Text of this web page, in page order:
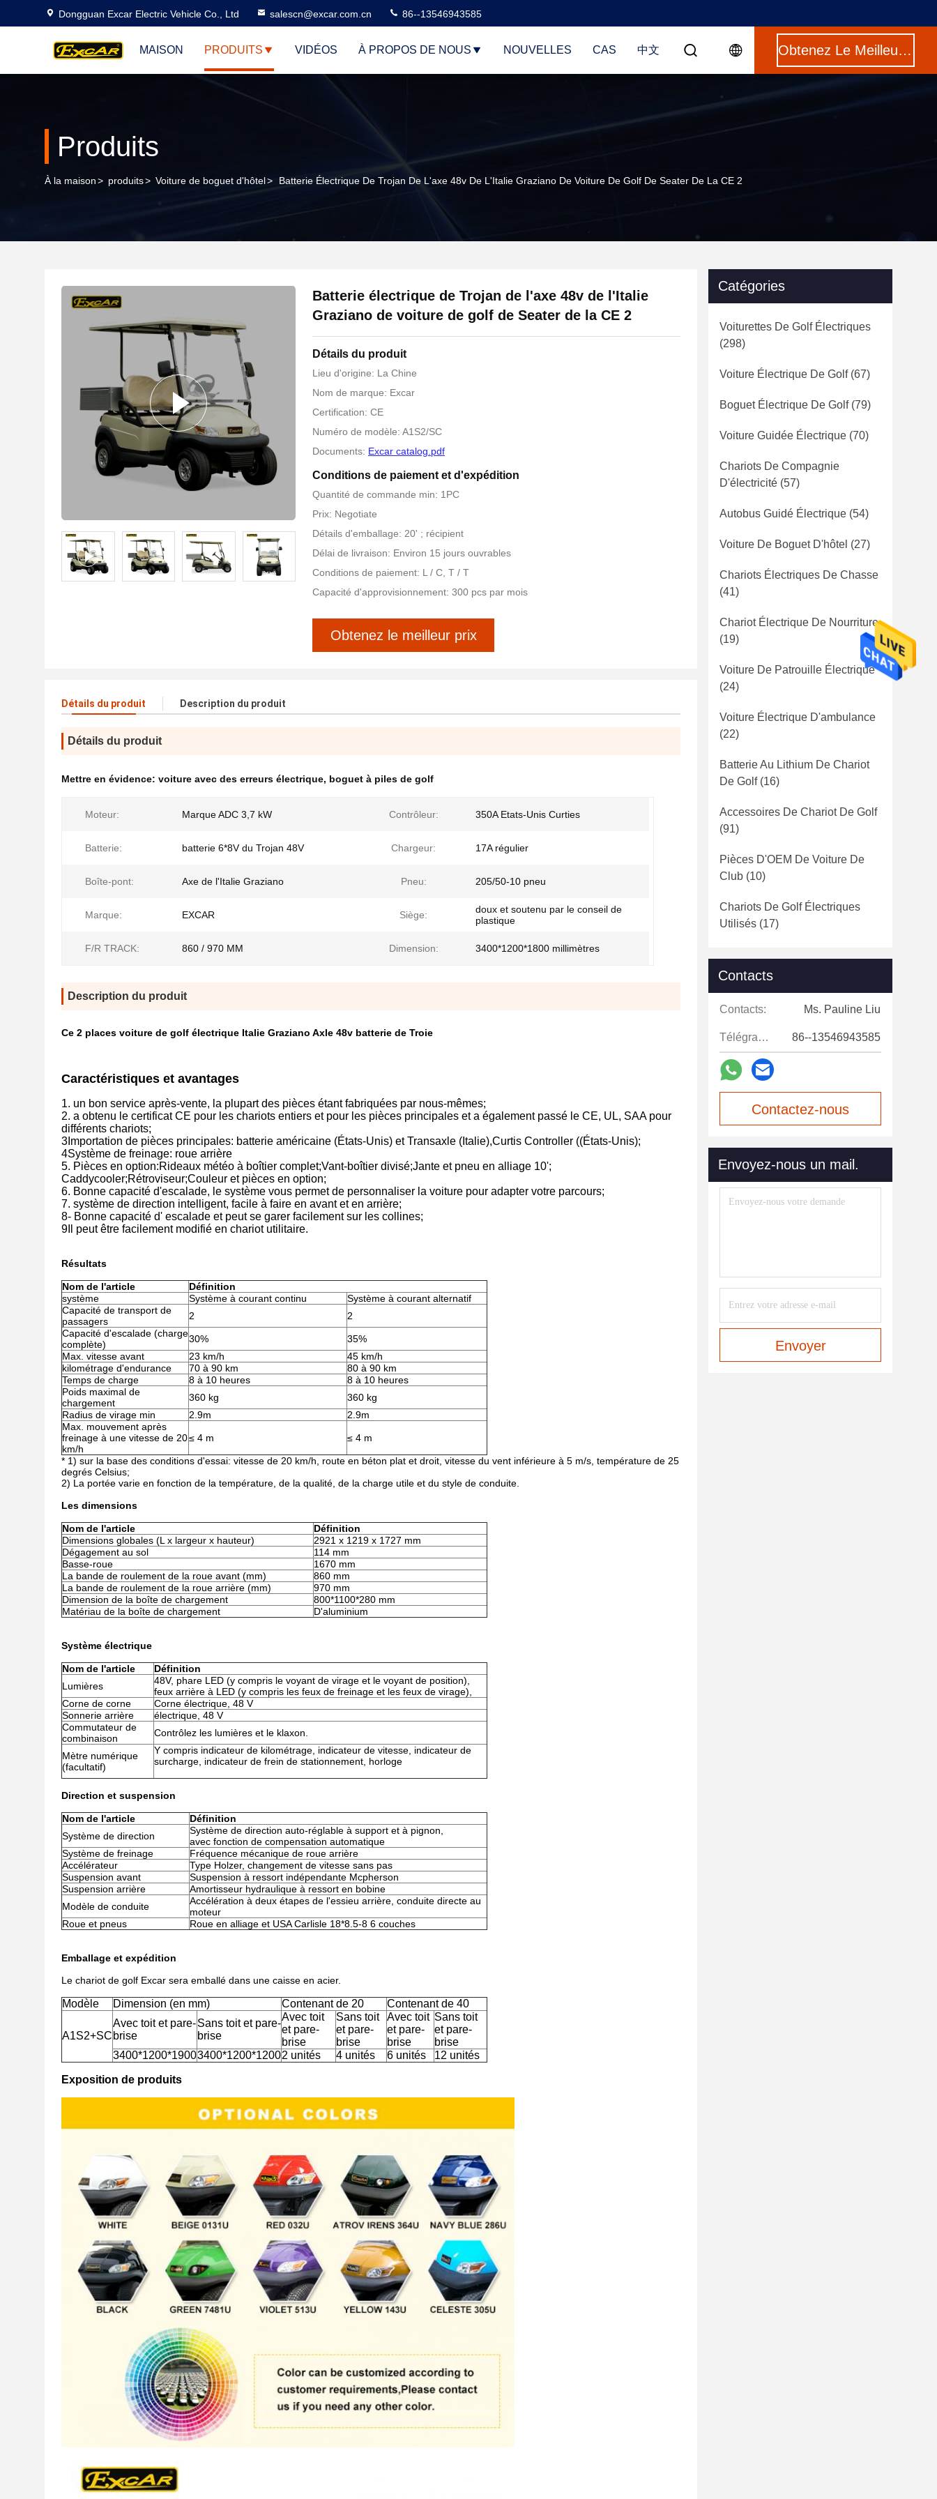
Dongguan Excar Electric Vehicle Co., Ltd salescn@excar.com.cn 86--13546943585
MAISON PRODUITS VIDÉOS À PROPOS DE NOUS NOUVELLES CAS 中文 Obtenez Le Meilleur Prix
Produits
À la maison> produits> Voiture de boguet d'hôtel> Batterie Électrique De Trojan De L'axe 48v De L'Italie Graziano De Voiture De Golf De Seater De La CE 2
Batterie électrique de Trojan de l'axe 48v de l'Italie
Graziano de voiture de golf de Seater de la CE 2
Détails du produit
Lieu d'origine: La Chine
Nom de marque: Excar
Certification: CE
Numéro de modèle: A1S2/SC
Documents: Excar catalog.pdf
Conditions de paiement et d'expédition
Quantité de commande min: 1PC
Prix: Negotiate
Détails d'emballage: 20' ; récipient
Délai de livraison: Environ 15 jours ouvrables
Conditions de paiement: L / C, T / T
Capacité d'approvisionnement: 300 pcs par mois
Obtenez le meilleur prix
Détails du produit Description du produit
Détails du produit
Mettre en évidence: voiture avec des erreurs électrique, boguet à piles de golf
Moteur: Marque ADC 3,7 kW Contrôleur: 350A Etats-Unis Curties
Batterie: batterie 6*8V du Trojan 48V Chargeur: 17A régulier
Boîte-pont: Axe de l'Italie Graziano Pneu: 205/50-10 pneu
Marque: EXCAR Siège:
doux et soutenu par le conseil de
plastique
F/R TRACK: 860 / 970 MM Dimension: 3400*1200*1800 millimètres
Description du produit
Ce 2 places voiture de golf électrique Italie Graziano Axle 48v batterie de Troie
Caractéristiques et avantages
1. un bon service après-vente, la plupart des pièces étant fabriquées par nous-mêmes;
2. a obtenu le certificat CE pour les chariots entiers et pour les pièces principales et a également passé le CE, UL, SAA pour
différents chariots;
3Importation de pièces principales: batterie américaine (États-Unis) et Transaxle (Italie),Curtis Controller ((États-Unis);
4Système de freinage: roue arrière
5. Pièces en option:Rideaux météo à boîtier complet;Vant-boîtier divisé;Jante et pneu en alliage 10';
Caddycooler;Rétroviseur;Couleur et pièces en option;
6. Bonne capacité d'escalade, le système vous permet de personnaliser la voiture pour adapter votre parcours;
7. système de direction intelligent, facile à faire en avant et en arrière;
8- Bonne capacité d' escalade et peut se garer facilement sur les collines;
9Il peut être facilement modifié en chariot utilitaire.
Résultats
Nom de l'article
Définition
système
Système à courant continu
Système à courant alternatif
Capacité de transport de
passagers
2
2
Capacité d'escalade (charge
complète)
30%
35%
Max. vitesse avant
23 km/h
45 km/h
kilométrage d'endurance
70 à 90 km
80 à 90 km
Temps de charge
8 à 10 heures
8 à 10 heures
Poids maximal de
chargement
360 kg
360 kg
Radius de virage min
2.9m
2.9m
Max. mouvement après
freinage à une vitesse de 20
km/h
≤ 4 m ≤ 4 m
* 1) sur la base des conditions d'essai: vitesse de 20 km/h, route en béton plat et droit, vitesse du vent inférieure à 5 m/s, température de 25
degrés Celsius;
2) La portée varie en fonction de la température, de la qualité, de la charge utile et du style de conduite.
Les dimensions
Nom de l'article
Définition
Dimensions globales (L x largeur x hauteur)
2921 x 1219 x 1727 mm
Dégagement au sol
114 mm
Basse-roue
1670 mm
La bande de roulement de la roue avant (mm)
860 mm
La bande de roulement de la roue arrière (mm)
970 mm
Dimension de la boîte de chargement
800*1100*280 mm
Matériau de la boîte de chargement
D'aluminium
Système électrique
Nom de l'article
Définition
Lumières
48V, phare LED (y compris le voyant de virage et le voyant de position),
feux arrière à LED (y compris les feux de freinage et les feux de virage),
Corne de corne
Corne électrique, 48 V
Sonnerie arrière
électrique, 48 V
Commutateur de
combinaison
Contrôlez les lumières et le klaxon.
Mètre numérique
(facultatif)
Y compris indicateur de kilométrage, indicateur de vitesse, indicateur de
surcharge, indicateur de frein de stationnement, horloge
Direction et suspension
Nom de l'article
Définition
Système de direction
Système de direction auto-réglable à support et à pignon,
avec fonction de compensation automatique
Système de freinage
Fréquence mécanique de roue arrière
Accélérateur
Type Holzer, changement de vitesse sans pas
Suspension avant
Suspension à ressort indépendante Mcpherson
Suspension arrière
Amortisseur hydraulique à ressort en bobine
Modèle de conduite
Accélération à deux étapes de l'essieu arrière, conduite directe au
moteur
Roue et pneus
Roue en alliage et USA Carlisle 18*8.5-8 6 couches
Emballage et expédition
Le chariot de golf Excar sera emballé dans une caisse en acier.
Modèle Dimension (en mm) Contenant de 20 Contenant de 40
A1S2+SC
Avec toit et pare-
brise
Sans toit et pare-
brise
Avec toit
et pare-
brise
Sans toit
et pare-
brise
Avec toit
et pare-
brise
Sans toit
et pare-
brise
3400*1200*19003400*1200*12002 unités 4 unités 6 unités 12 unités
Exposition de produits
Catégories
Voiturettes De Golf Électriques
(298)
Voiture Électrique De Golf(67)
Boguet Électrique De Golf(79)
Voiture Guidée Électrique (70)
Chariots De Compagnie
D'électricité (57)
Autobus Guidé Électrique (54)
Voiture De Boguet D'hôtel (27)
Chariots Électriques De Chasse
(41)
Chariot Électrique De Nourriture
(19)
Voiture De Patrouille Électrique
(24)
Voiture Électrique D'ambulance
(22)
Batterie Au Lithium De Chariot
De Golf(16)
Accessoires De Chariot De Golf
(91)
Pièces D'OEM De Voiture De
Club (10)
Chariots De Golf Électriques
Utilisés (17)
Contacts
Contacts: Ms. Pauline Liu
Télégramme: 86--13546943585
Contactez-nous
Envoyez-nous un mail.
Envoyer